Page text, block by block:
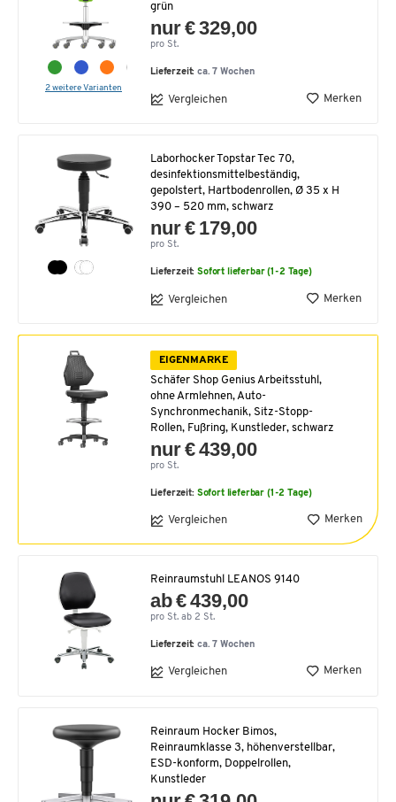
2 weitere Varianten
grün
nur € 329,00
pro St.
Lieferzeit:ca. 7 Wochen
Vergleichen Merken
Laborhocker Topstar Tec 70,
desinfektionsmittelbeständig,
gepolstert, Hartbodenrollen, Ø 35 x H
390 – 520 mm, schwarz
nur € 179,00
pro St.
Lieferzeit:Sofort lieferbar (1-2 Tage)
Vergleichen Merken
EIGENMARKE
Schäfer Shop Genius Arbeitsstuhl,
ohne Armlehnen, Auto-
Synchronmechanik, Sitz-Stopp-
Rollen, Fußring, Kunstleder, schwarz
nur € 439,00
pro St.
Lieferzeit: Sofort lieferbar (1-2 Tage)
Vergleichen Merken
Reinraumstuhl LEANOS 9140
ab € 439,00
pro St. ab 2 St.
Lieferzeit:ca. 7 Wochen
Vergleichen Merken
Reinraum Hocker Bimos,
Reinraumklasse 3, höhenverstellbar,
ESD-konform, Doppelrollen,
Kunstleder